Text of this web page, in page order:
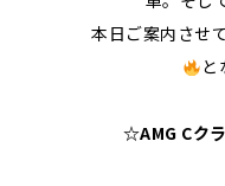
本日ご案内させ
と
☆AMG Cク